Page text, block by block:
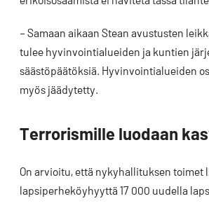
– Samaan aikaan Stean avustusten
tulee hyvinvointialueiden ja kuntien
säästöpäätöksiä. Hyvinvointialueiden
myös jäädytetty.
Terrorismille luodaan
On arvioitu, että nykyhallituksen toimet
lapsiperheköyhyyttä 17 000 uudella